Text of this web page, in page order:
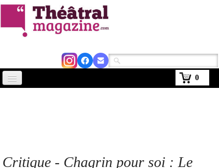
0
Critique - Chagrin pour soi : Le